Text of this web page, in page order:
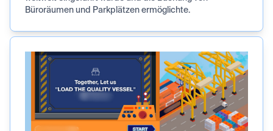
Büroräumen und Parkplätzen ermöglichte.